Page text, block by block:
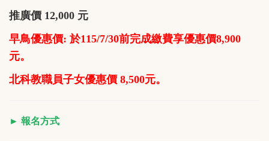
推廣價 12,000 元
早鳥優惠價: 於115/7/30前完成繳費享優惠價8,900
元。
北科教職員子女優惠價 8,500元。
► 報名方式